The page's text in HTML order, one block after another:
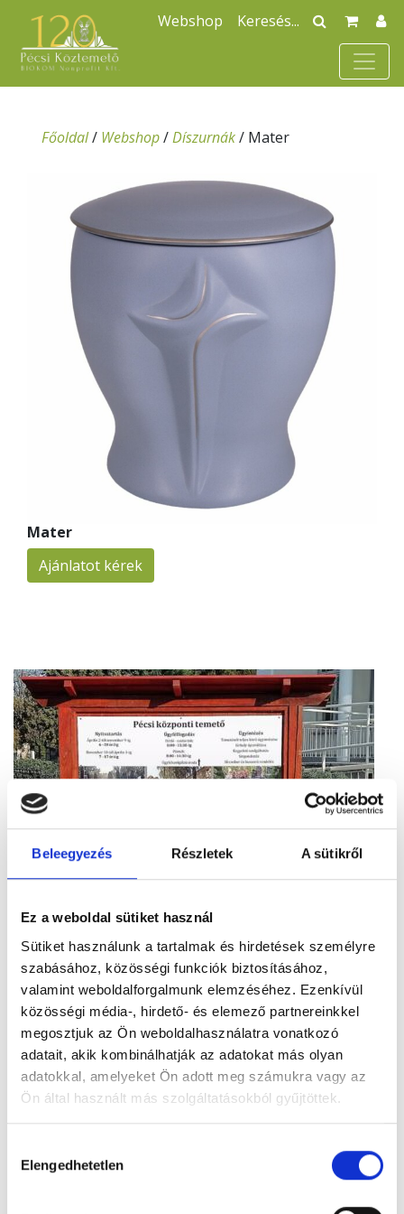
Beleegyezés Részletek A sütikről
Ez a weboldal sütiket használ
Sütiket használunk a tartalmak és hirdetések személyre
szabásához, közösségi funkciók biztosításához,
valamint weboldalforgalmunk elemzéséhez. Ezenkívül
közösségi média-, hirdető- és elemező partnereinkkel
megosztjuk az Ön weboldalhasználatra vonatkozó
adatait, akik kombinálhatják az adatokat más olyan
adatokkal, amelyeket Ön adott meg számukra vagy az
Ön által használt más szolgáltatásokból gyűjtöttek.
kiválasztása
Elengedhetetlen
Webshop
Főoldal/ Webshop/Díszurnák/ Mater
Mater
Ajánlatot kérek
Figyelem! Módosul a Pécsi Köztemető
A tartós hőhullám miatt bevezetett
takarékossági intézkedések részeként módosul
a Pécsi Köztemető ügyfélszolgálatának
nyitvatartása: 2026. augusztus 3–8. között,
hétfőtől szombatig 12 óráig várják az ügyfeleket.
Tovább